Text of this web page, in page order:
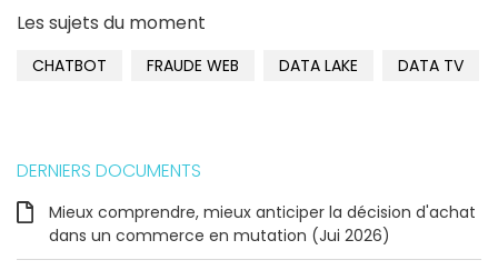
Les sujets du moment
CHATBOT FRAUDE WEB DATA LAKE DATA TV
DERNIERS DOCUMENTS
Mieux comprendre, mieux anticiper la décision d'achat
dans un commerce en mutation (Jui 2026)